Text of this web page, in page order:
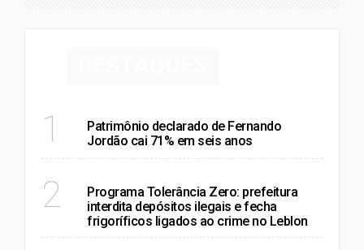
1
Patrimônio declarado de Fernando
Jordão cai 71% em seis anos
2
Programa Tolerância Zero: prefeitura
interdita depósitos ilegais e fecha
frigoríficos ligados ao crime no Leblon